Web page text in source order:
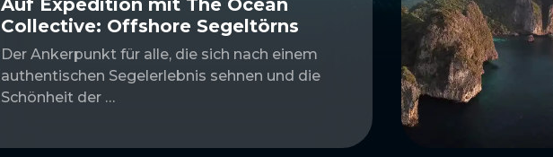
Collective: Offshore Segeltörns
Der Ankerpunkt für alle, die sich nach einem
authentischen Segelerlebnis sehnen und die
Schönheit der …